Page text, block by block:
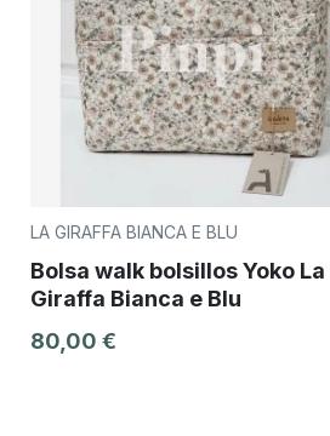
LA GIRAFFA BIANCA E BLU
Bolsa walk bolsillos Yoko La
Giraffa Bianca e Blu
80,00 €